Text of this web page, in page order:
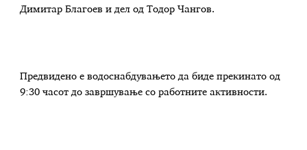
Димитар Благоев и дел од Тодор Чангов.
Предвидено е водоснабдувањето да биде прекинато од
9:30 часот до завршување со работните активности.